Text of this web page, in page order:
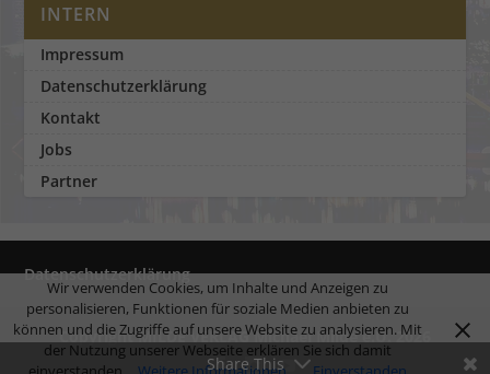
INTERN
Impressum
Datenschutzerklärung
Kontakt
Jobs
Partner
Datenschutzerklärung
Copyright MILDE VERLAG Michael Milde e.U. 2026
Share This
Wir verwenden Cookies, um Inhalte und Anzeigen zu
personalisieren, Funktionen für soziale Medien anbieten zu
können und die Zugriffe auf unsere Website zu analysieren. Mit
der Nutzung unserer Webseite erklären Sie sich damit